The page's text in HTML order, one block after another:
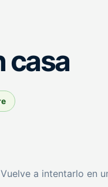
casa
a intentarlo en